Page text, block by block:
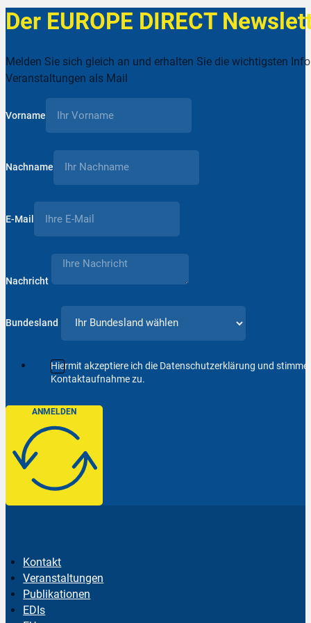
Der EUROPE DIRECT
Melden Sie sich gleich an und erhalten Sie die wichtigsten
Veranstaltungen als Mail
Vorname
Nachname
E-Mail
Nachricht
Bundesland
Hiermit akzeptiere ich die Datenschutzerklärung und
Kontaktaufnahme zu.
ANMELDEN
Kontakt
Veranstaltungen
Publikationen
EDIs